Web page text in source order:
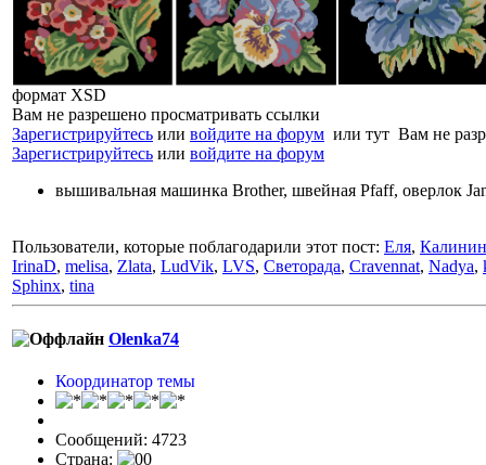
формат XSD
Вам не разрешено просматривать ссылки
Зарегистрируйтесь или войдите на форум или тут Вам не
Зарегистрируйтесь или войдите на форум
вышивальная машинка Brother, швейная Pfaff, оверлок
Пользователи, которые поблагодарили этот пост: Еля,
IrinaD, melisa, Zlata, LudVik, LVS, Светорада, Cravennat, Nadya,
Sphinx, tina
Olenka74
Координатор темы
Сообщений: 4723
Страна: